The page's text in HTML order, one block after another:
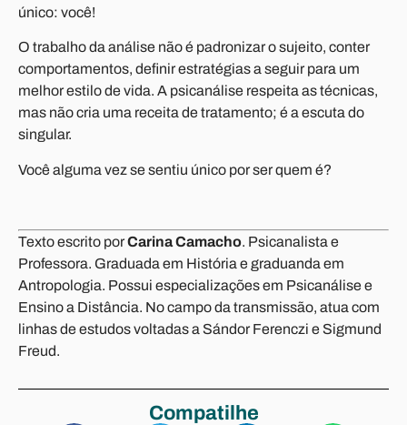
único: você!
O trabalho da análise não é padronizar o sujeito, conter
comportamentos, definir estratégias a seguir para um
melhor estilo de vida. A psicanálise respeita as técnicas,
mas não cria uma receita de tratamento; é a escuta do
singular.
Você alguma vez se sentiu único por ser quem é?
Texto escrito porCarina Camacho. Psicanalista e
Professora. Graduada em História e graduanda em
Antropologia. Possui especializações em Psicanálise e
Ensino a Distância. No campo da transmissão, atua com
linhas de estudos voltadas a Sándor Ferenczi e Sigmund
Freud.
Compatilhe